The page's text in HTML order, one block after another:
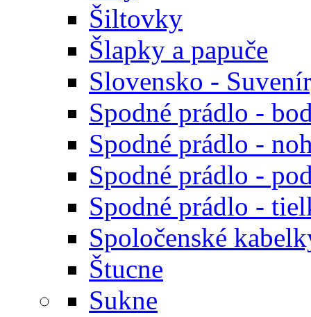
Šiltovky
Šlapky a papuče
Slovensko -
Spodné prádlo -
Spodné prádlo -
Spodné prádlo -
Spodné prádlo -
Spoločenské
Štucne
Sukne